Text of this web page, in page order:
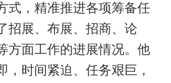
式，精准推进各项筹备任
招展、布展、招商、论
方面工作的进展情况。他
，时间紧迫、任务艰巨，